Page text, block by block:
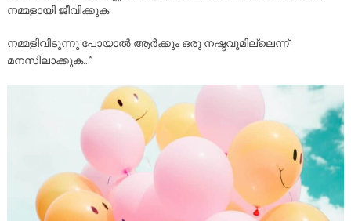
നമ്മളായി ജീവിക്കുക.
നമ്മളിവിടുന്നു പോയാൽ ആർക്കും ഒരു നഷ്ടവുമില്ലെന്ന്
മനസിലാക്കുക…”